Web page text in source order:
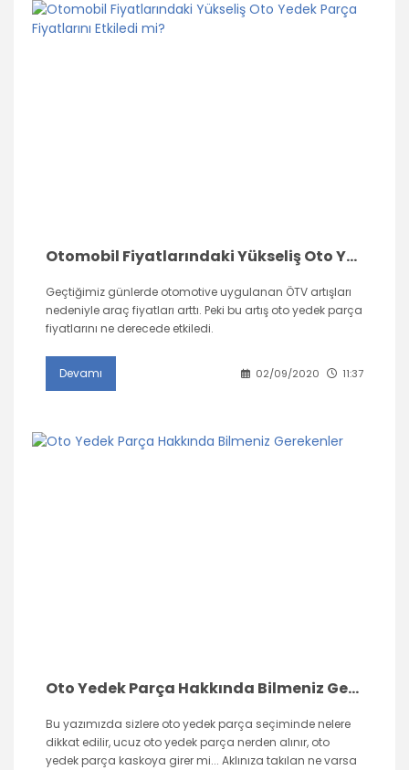
Otomobil Fiyatlarındaki Yükseliş Oto Yedek Parça Fiyatlarını Etkiledi mi?
Geçtiğimiz günlerde otomotive uygulanan ÖTV artışları
nedeniyle araç fiyatları arttı. Peki bu artış oto yedek parça
fiyatlarını ne derecede etkiledi.
Devamı 02/09/2020 11:37
Oto Yedek Parça Hakkında Bilmeniz Gerekenler
Bu yazımızda sizlere oto yedek parça seçiminde nelere
dikkat edilir, ucuz oto yedek parça nerden alınır, oto
yedek parça kaskoya girer mi... Aklınıza takılan ne varsa